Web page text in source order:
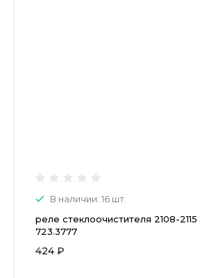
В наличии: 16 шт.
реле стеклоочистителя 2108-2115
723.3777
424 ₽